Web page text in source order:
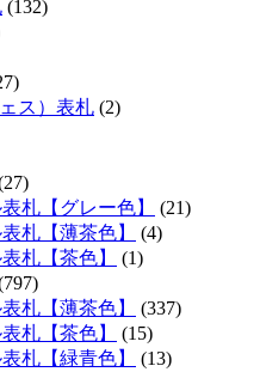
(132)
ス）表札 (2)
札【グレー色】
(21)
札【薄茶色】
(4)
札【茶色】
(1)
札【薄茶色】
(337)
札【茶色】
(15)
札【緑青色】
(13)